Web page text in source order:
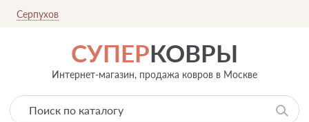
Серпухов
СУПЕРКОВРЫ
Интернет-магазин, продажа ковров в Москве